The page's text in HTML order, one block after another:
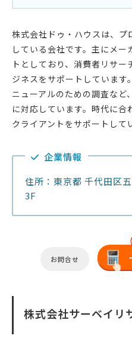
株式会社ドゥ・ハウスは、
している会社です。主にメ
トとしており、消費者リサ
ジネスをサポートしています
ニューアルのための調査など
に対応しています。時代に合
クライアントをサポートして
企業情報
住所：東京都 千代田区
3F
お問合せ
株式会社サーベイリ